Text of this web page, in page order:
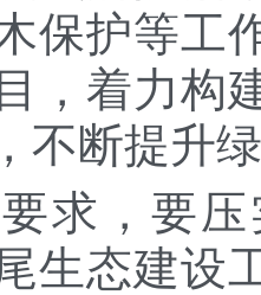
保护等工
，着力构
不断提升
，要压
生态建设